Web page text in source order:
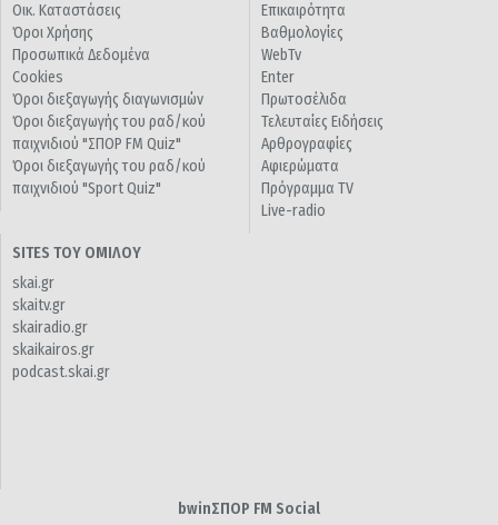
Οικ. Καταστάσεις
Όροι Χρήσης
Προσωπικά Δεδομένα
Cookies
Όροι διεξαγωγής διαγωνισμών
Όροι διεξαγωγής του ραδ/κού
παιχνιδιού "ΣΠΟΡ FM Quiz"
Όροι διεξαγωγής του ραδ/κού
παιχνιδιού "Sport Quiz"
Επικαιρότητα
Βαθμολογίες
WebTv
Enter
Πρωτοσέλιδα
Τελευταίες Ειδήσεις
Αρθρογραφίες
Αφιερώματα
Πρόγραμμα TV
Live-radio
SITES ΤΟΥ ΟΜΙΛΟΥ
skai.gr
skaitv.gr
skairadio.gr
skaikairos.gr
podcast.skai.gr
bwinΣΠΟΡ FM Social